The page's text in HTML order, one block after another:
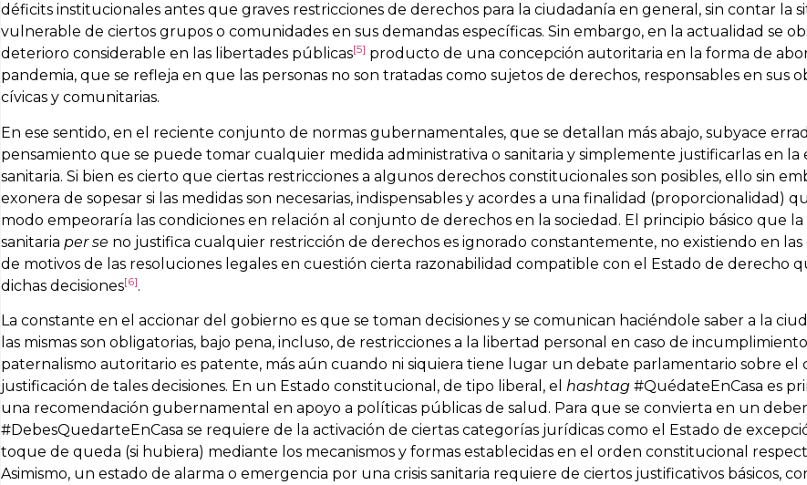
déficits institucionales antes que graves restricciones de derechos para la ciudadanía en general, sin contar la
vulnerable de ciertos grupos o comunidades en sus demandas específicas. Sin embargo, en la actualidad se
deterioro considerable en las libertades públicas[5] producto de una concepción autoritaria en la forma de
pandemia, que se refleja en que las personas no son tratadas como sujetos de derechos, responsables en sus
cívicas y comunitarias.
En ese sentido, en el reciente conjunto de normas gubernamentales, que se detallan más abajo, subyace
pensamiento que se puede tomar cualquier medida administrativa o sanitaria y simplemente justificarlas en la
sanitaria. Si bien es cierto que ciertas restricciones a algunos derechos constitucionales son posibles, ello sin
exonera de sopesar si las medidas son necesarias, indispensables y acordes a una finalidad (proporcionalidad)
modo empeoraría las condiciones en relación al conjunto de derechos en la sociedad. El principio básico que
sanitaria per se no justifica cualquier restricción de derechos es ignorado constantemente, no existiendo en las
de motivos de las resoluciones legales en cuestión cierta razonabilidad compatible con el Estado de derecho
dichas decisiones[6].
La constante en el accionar del gobierno es que se toman decisiones y se comunican haciéndole saber a la
las mismas son obligatorias, bajo pena, incluso, de restricciones a la libertad personal en caso de
paternalismo autoritario es patente, más aún cuando ni siquiera tiene lugar un debate parlamentario sobre el
justificación de tales decisiones. En un Estado constitucional, de tipo liberal, el hashtag #QuédateEnCasa es
una recomendación gubernamental en apoyo a políticas públicas de salud. Para que se convierta en un deber
#DebesQuedarteEnCasa se requiere de la activación de ciertas categorías jurídicas como el Estado de
toque de queda (si hubiera) mediante los mecanismos y formas establecidas en el orden constitucional
Asimismo, un estado de alarma o emergencia por una crisis sanitaria requiere de ciertos justificativos básicos,